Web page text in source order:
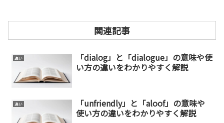
関連記事
違い
「dialog」と「dialogue」の意味や使
い方の違いをわかりやすく解説
違い
「unfriendly」と「aloof」の意味や
使い方の違いをわかりやすく解説